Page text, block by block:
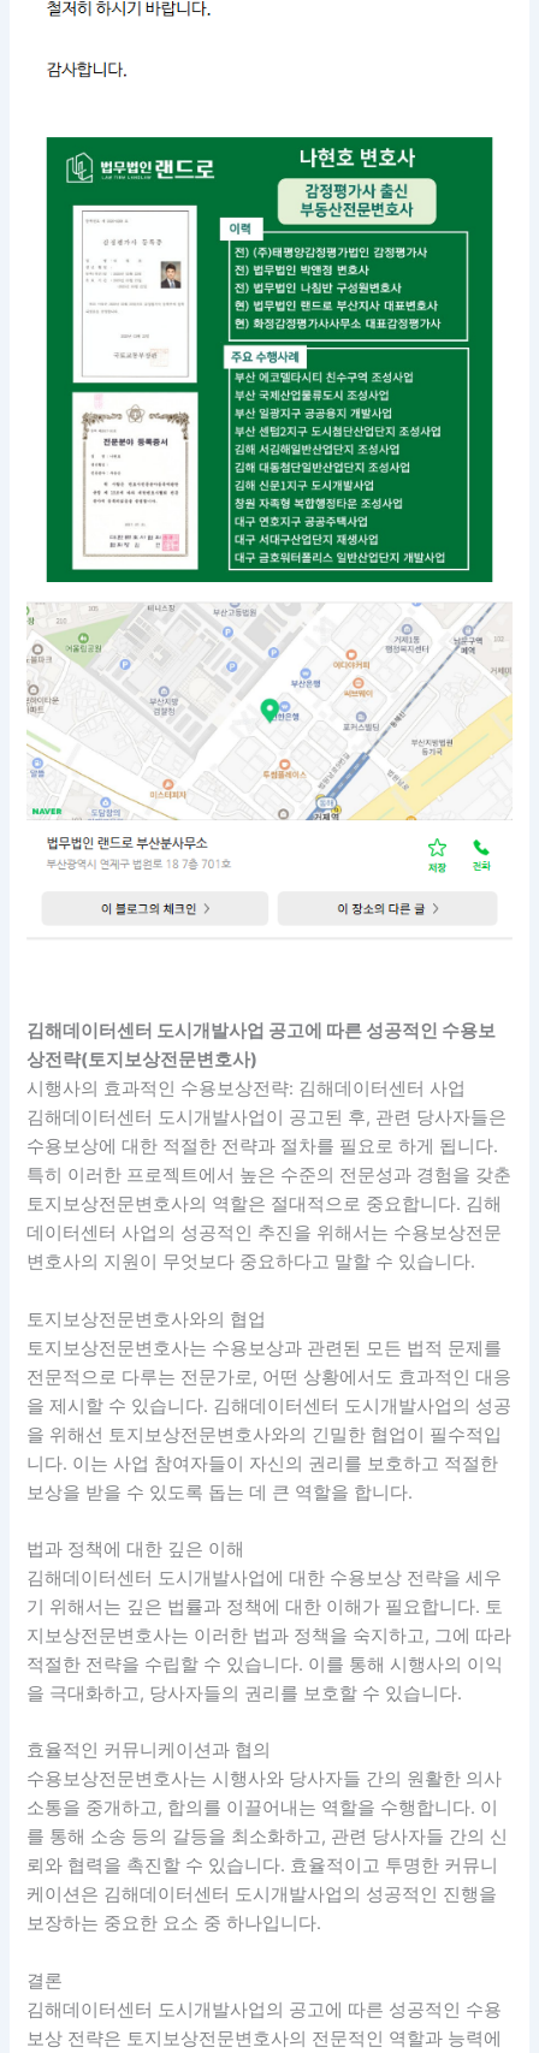
김해데이터센터 도시개발사업 공고에 따른 성공적인 수용보
상전략(토지보상전문변호사)
시행사의 효과적인 수용보상전략: 김해데이터센터 사업
김해데이터센터 도시개발사업이 공고된 후, 관련 당사자들은
수용보상에 대한 적절한 전략과 절차를 필요로 하게 됩니다.
특히 이러한 프로젝트에서 높은 수준의 전문성과 경험을 갖춘
토지보상전문변호사의 역할은 절대적으로 중요합니다. 김해
데이터센터 사업의 성공적인 추진을 위해서는 수용보상전문
변호사의 지원이 무엇보다 중요하다고 말할 수 있습니다.
토지보상전문변호사와의 협업
토지보상전문변호사는 수용보상과 관련된 모든 법적 문제를
전문적으로 다루는 전문가로, 어떤 상황에서도 효과적인 대응
을 제시할 수 있습니다. 김해데이터센터 도시개발사업의 성공
을 위해선 토지보상전문변호사와의 긴밀한 협업이 필수적입
니다. 이는 사업 참여자들이 자신의 권리를 보호하고 적절한
보상을 받을 수 있도록 돕는 데 큰 역할을 합니다.
법과 정책에 대한 깊은 이해
김해데이터센터 도시개발사업에 대한 수용보상 전략을 세우
기 위해서는 깊은 법률과 정책에 대한 이해가 필요합니다. 토
지보상전문변호사는 이러한 법과 정책을 숙지하고, 그에 따라
적절한 전략을 수립할 수 있습니다. 이를 통해 시행사의 이익
을 극대화하고, 당사자들의 권리를 보호할 수 있습니다.
효율적인 커뮤니케이션과 협의
수용보상전문변호사는 시행사와 당사자들 간의 원활한 의사
소통을 중개하고, 합의를 이끌어내는 역할을 수행합니다. 이
를 통해 소송 등의 갈등을 최소화하고, 관련 당사자들 간의 신
뢰와 협력을 촉진할 수 있습니다. 효율적이고 투명한 커뮤니
케이션은 김해데이터센터 도시개발사업의 성공적인 진행을
보장하는 중요한 요소 중 하나입니다.
결론
김해데이터센터 도시개발사업의 공고에 따른 성공적인 수용
보상 전략은 토지보상전문변호사의 전문적인 역할과 능력에